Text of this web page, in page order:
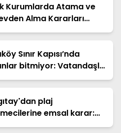
Kurumlarda Atama ve
Alma Kararları
Sınır Kapısı’nda
bitmiyor: Vatandaşlar
bekliyor
plaj
emsal karar:
cezası onandı